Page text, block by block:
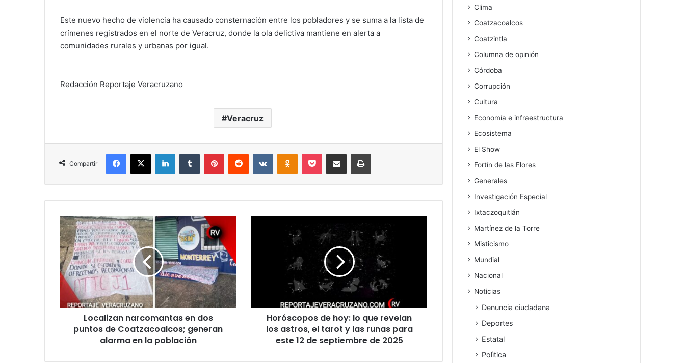
Este nuevo hecho de violencia ha causado consternación entre los pobladores y se suma a la lista de
crímenes registrados en el norte de Veracruz, donde la ola delictiva mantiene en alerta a
comunidades rurales y urbanas por igual.
Redacción Reportaje Veracruzano
Veracruz
Compartir
Facebook
X LinkedInTumblr PinterestReddit VKontakteOdnoklassniki
Pocket Compartir por correo electrónicoImprimir
Localizan
narcomantas
en
dos
puntos
de
Coatzacoalcos;
generan
alarma
Localizan narcomantas en dos
puntos de Coatzacoalcos; generan
alarma en la población
el
Horóscopos de hoy: lo que revelan
los astros, el tarot y las runas para
este 12 de septiembre de 2025
Clima
Coatzacoalcos
Coatzintla
Columna de opinión
Córdoba
Corrupción
Cultura
Economía e infraestructura
Ecosistema
El Show
Fortín de las Flores
Generales
Investigación Especial
Ixtaczoquitlán
Martínez de la Torre
Misticismo
Mundial
Nacional
Noticias
Denuncia ciudadana
Deportes
Estatal
Polìtica